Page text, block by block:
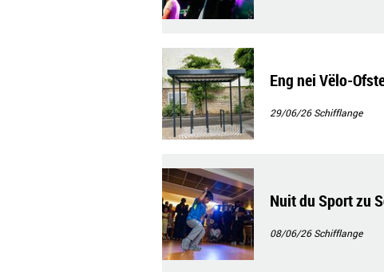
Eng nei Vëlo-
29/06/26Schifflange
Nuit du Sport zu
08/06/26Schifflange